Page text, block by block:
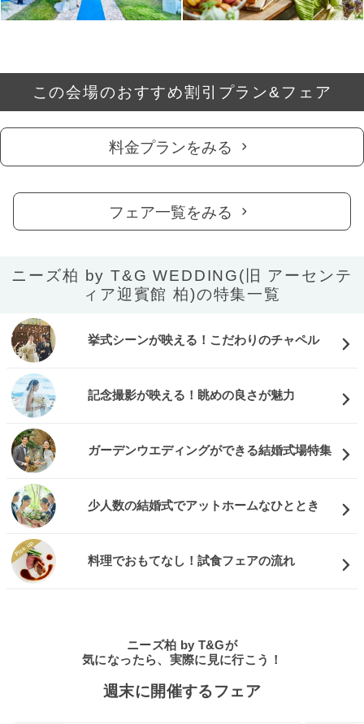
この会場のおすすめ割引プラン&フェア
料金プランをみる
フェア一覧をみる
ニーズ柏 by T&G WEDDING(旧 アーセンテ
ィア迎賓館 柏)の特集一覧
挙式シーンが映える！こだわりのチャペル
記念撮影が映える！眺めの良さが魅力
ガーデンウエディングができる結婚式場特集
少人数の結婚式でアットホームなひととき
料理でおもてなし！試食フェアの流れ
ニーズ柏 by T&Gが
気になったら、実際に見に行こう！
週末に開催するフェア